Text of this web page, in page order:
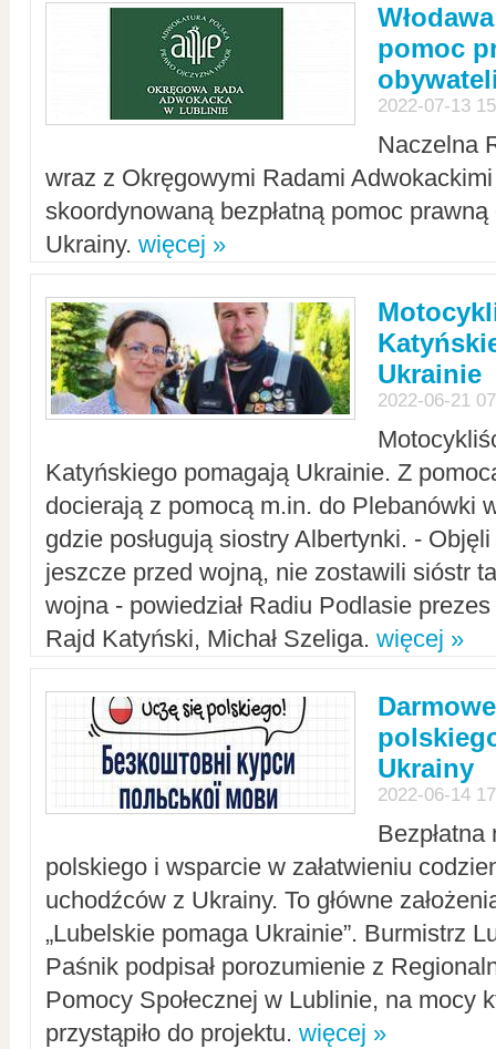
pomoc
2022-07-13
Naczelna
wraz z Okręgowymi Radami Adwokackimi
skoordynowaną bezpłatną pomoc
Ukrainy. więcej »
Ukrainie
2022-06-21
Katyńskiego pomagają Ukrainie. Z
docierają z pomocą m.in. do Plebanówki
gdzie posługują siostry Albertynki. -
jeszcze przed wojną, nie zostawili sióstr
wojna - powiedział Radiu Podlasie
Rajd Katyński, Michał Szeliga. więcej »
Ukrainy
2022-06-14
polskiego i wsparcie w załatwieniu
uchodźców z Ukrainy. To główne
„Lubelskie pomaga Ukrainie”. Burmistrz
Paśnik podpisał porozumienie z
Pomocy Społecznej w Lublinie, na mocy
przystąpiło do projektu. więcej »